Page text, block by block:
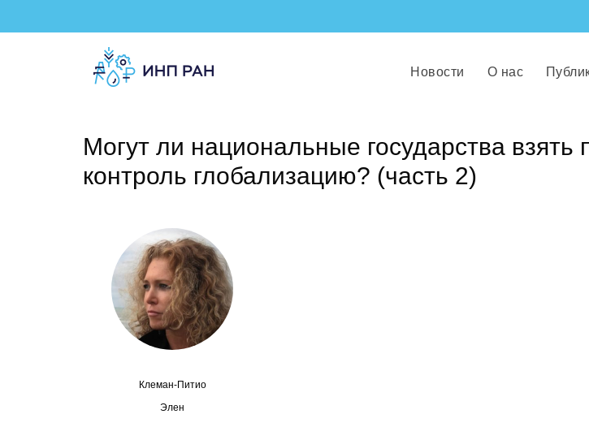
Новости О нас
Могут ли национальные государства взять
контроль глобализацию? (часть 2)
Клеман-Питио
Элен